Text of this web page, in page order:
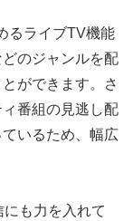
るライブTV機能
のジャンルを配
ができます。さ
番組の見逃し配
いるため、幅広
も力を入れて